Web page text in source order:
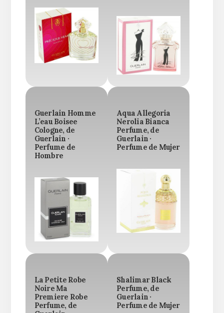
Guerlain Homme
L’eau Boisee
Cologne, de
Guerlain ·
Perfume de
Hombre
Aqua Allegoria
Nerolia Bianca
Perfume, de
Guerlain ·
Perfume de Mujer
La Petite Robe
Noire Ma
Premiere Robe
Perfume, de
Shalimar Black
Perfume, de
Guerlain ·
Perfume de Mujer